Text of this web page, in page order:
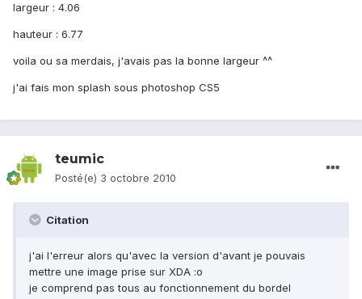
largeur : 4.06
hauteur : 6.77
voila ou sa merdais, j'avais pas la bonne largeur ^^
j'ai fais mon splash sous photoshop CS5
teumic
Posté(e) 3 octobre 2010
Citation
j'ai l'erreur alors qu'avec la version d'avant je pouvais
mettre une image prise sur XDA :o
je comprend pas tous au fonctionnement du bordel